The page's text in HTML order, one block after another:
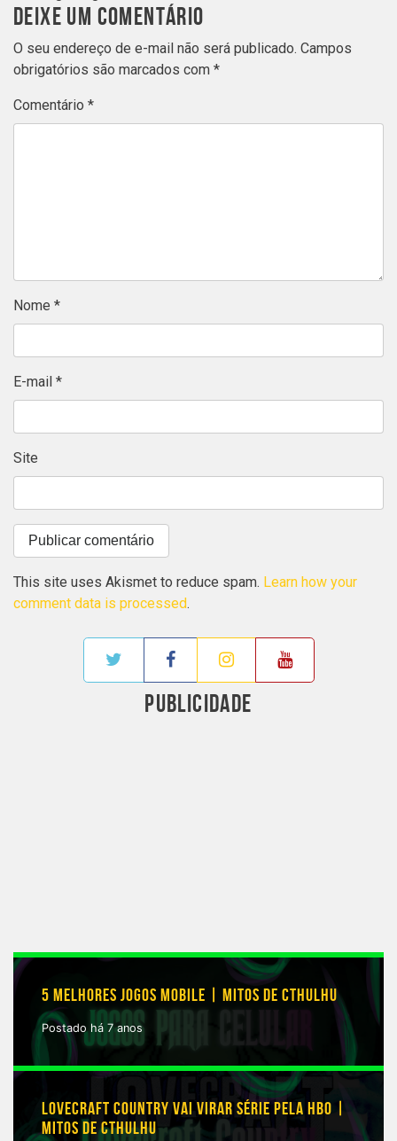
DEIXE UM COMENTÁRIO
O seu endereço de e-mail não será publicado. Campos
obrigatórios são marcados com *
Comentário *
Nome *
E-mail *
Site
This site uses Akismet to reduce spam. Learn how your
comment data is processed.
PUBLICIDADE
5 MELHORES JOGOS MOBILE | MITOS DE CTHULHU
Postado há 7 anos
LOVECRAFT COUNTRY VAI VIRAR SÉRIE PELA HBO |
MITOS DE CTHULHU